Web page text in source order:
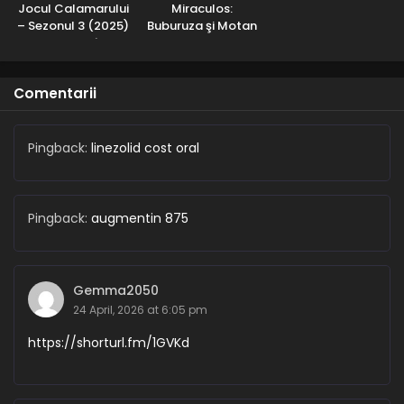
Jocul Calamarului
– Sezonul 3 (2025)
– Dublat în
Miraculos:
Buburuza şi Motan
Comentarii
Pingback: linezolid cost oral
Pingback: augmentin 875
Gemma2050
24 April, 2026 at 6:05 pm
https://shorturl.fm/1GVKd